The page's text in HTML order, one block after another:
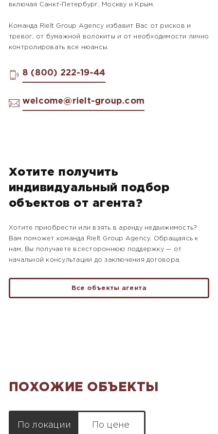
включая Санкт-Петербург, Москву и Крым.
Команда Rielt Group Agency избавит Вас от рисков и
тревог, от бумажной волокиты и от необходимости лично
контролировать все нюансы.
8 (800) 222-19-44
welcome@rielt-group.com
Хотите получить
индивидуальный подбор
объектов от агента?
Хотите приобрести или взять в аренду недвижимость?
Вам поможет команда Rielt Group Agency. Обращаясь к
нам, Вы получаете всестороннюю поддержку — от
начальной консультации до заключения договора.
Все объекты агента
ПОХОЖИЕ ОБЪЕКТЫ
По локации По цене